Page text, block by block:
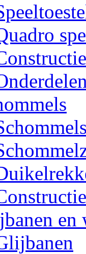
en